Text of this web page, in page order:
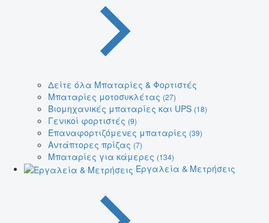
Δείτε όλα Μπαταρίες & Φορτιστές
Μπαταρίες μοτοσυκλέτας (27)
Βιομηχανικές μπαταρίες και UPS (18)
Γενικοί φορτιστές (9)
Επαναφορτιζόμενες μπαταρίες (39)
Αντάπτορες πρίζας (7)
Μπαταρίες για κάμερες (134)
Εργαλεία & Μετρήσεις